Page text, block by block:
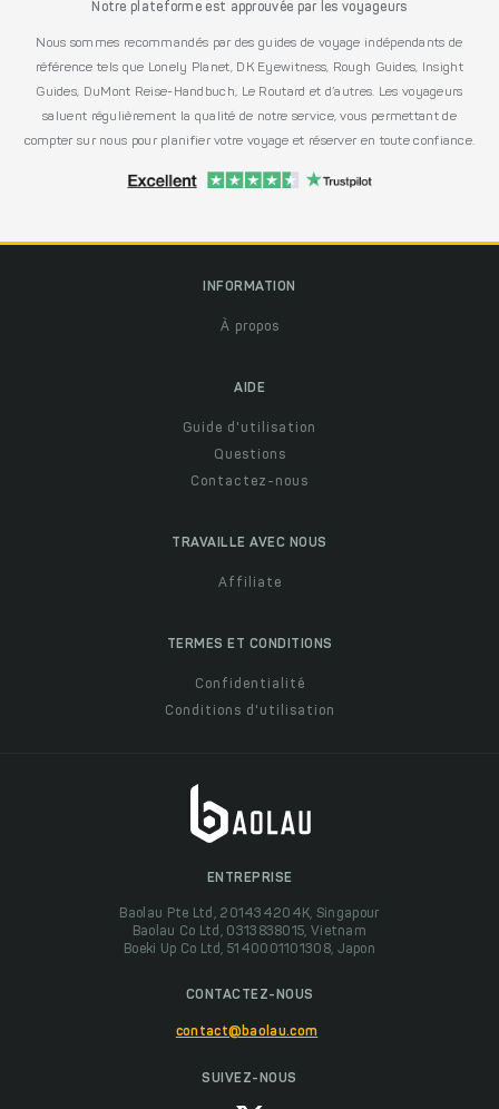
Notre plateforme est approuvée par les voyageurs
Nous sommes recommandés par des guides de voyage indépendants de
référence tels que Lonely Planet, DK Eyewitness, Rough Guides, Insight
Guides, DuMont Reise-Handbuch, Le Routard et d’autres. Les voyageurs
saluent régulièrement la qualité de notre service, vous permettant de
compter sur nous pour planifier votre voyage et réserver en toute confiance.
INFORMATION
À propos
AIDE
Guide d'utilisation
Questions
Contactez-nous
TRAVAILLE AVEC NOUS
Affiliate
TERMES ET CONDITIONS
Confidentialité
Conditions d'utilisation
ENTREPRISE
Baolau Pte Ltd, 201434204K, Singapour
Baolau Co Ltd, 0313838015, Vietnam
Boeki Up Co Ltd, 5140001101308, Japon
CONTACTEZ-NOUS
contact@baolau.com
SUIVEZ-NOUS